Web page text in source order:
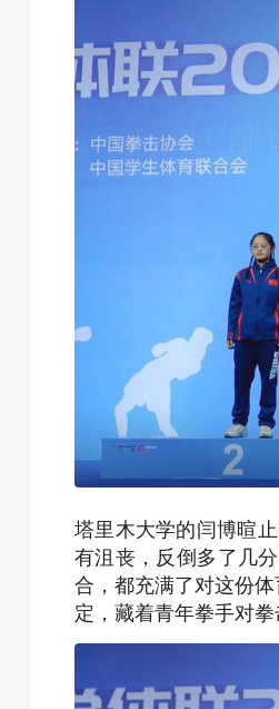
塔里木大学的闫博暄
有沮丧，反倒多了几
合，都充满了对这份
定，藏着青年拳手对拳